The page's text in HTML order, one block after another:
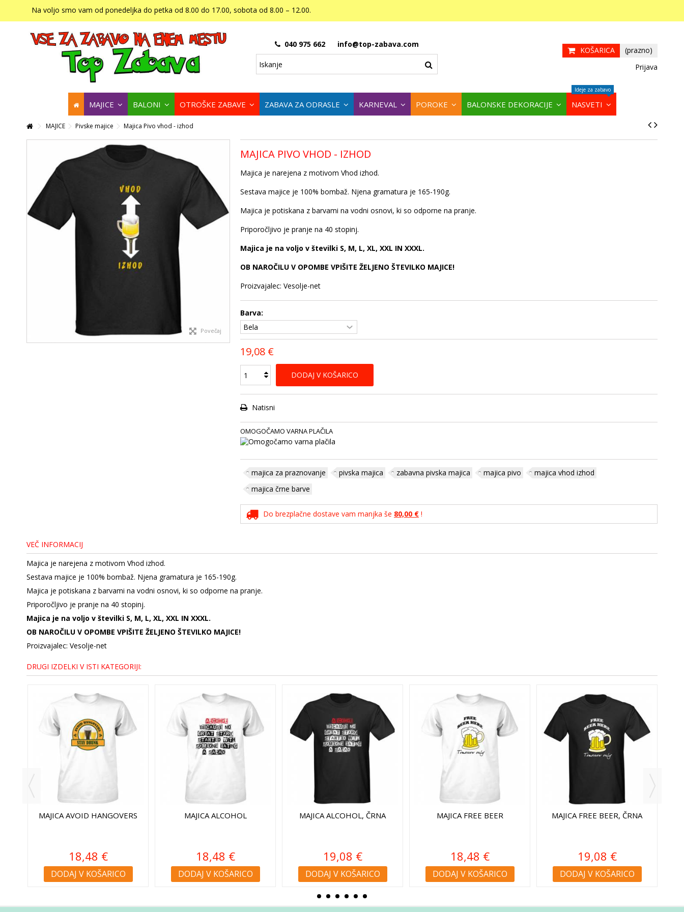
Na voljo smo vam od ponedeljka do petka od 8.00 do 17.00, sobota od 8.00 – 12.00.
040 975 662 info@top-zabava.com
KOŠARICA
(prazno)
Prijava
MAJICE BALONI OTROŠKE ZABAVE ZABAVA ZA ODRASLE KARNEVAL POROKE BALONSKE DEKORACIJE NASVETI
Ideje za zabavo
MAJICE Pivske majice Majica Pivo vhod - izhod
Povečaj
MAJICA PIVO VHOD - IZHOD
Majica je narejena z motivom Vhod izhod.
Sestava majice je 100% bombaž. Njena gramatura je 165-190g.
Majica je potiskana z barvami na vodni osnovi, ki so odporne na pranje.
Priporočljivo je pranje na 40 stopinj.
Majica je na voljo v številki S, M, L, XL, XXL IN XXXL.
OB NAROČILU V OPOMBE VPIŠITE ŽELJENO ŠTEVILKO MAJICE!
Proizvajalec: Vesolje-net
Barva:
19,08 €
DODAJ V KOŠARICO
Natisni
OMOGOČAMO VARNA PLAČILA
majica za praznovanje pivska majica zabavna pivska majica majica pivo
majica vhod izhod
majica črne barve
Do brezplačne dostave vam manjka še 80,00 €!
VEČ INFORMACIJ
Majica je narejena z motivom Vhod izhod.
Sestava majice je 100% bombaž. Njena gramatura je 165-190g.
Majica je potiskana z barvami na vodni osnovi, ki so odporne na pranje.
Priporočljivo je pranje na 40 stopinj.
Majica je na voljo v številki S, M, L, XL, XXL IN XXXL.
OB NAROČILU V OPOMBE VPIŠITE ŽELJENO ŠTEVILKO MAJICE!
Proizvajalec: Vesolje-net
DRUGI IZDELKI V ISTI KATEGORIJI:
MAJICA AVOID HANGOVERS
18,48 €
DODAJ V KOŠARICO
MAJICA ALCOHOL
18,48 €
DODAJ V KOŠARICO
MAJICA ALCOHOL, ČRNA
19,08 €
DODAJ V KOŠARICO
MAJICA FREE BEER
18,48 €
DODAJ V KOŠARICO
MAJICA FREE BEER, ČRNA
19,08 €
DODAJ V KOŠARICO